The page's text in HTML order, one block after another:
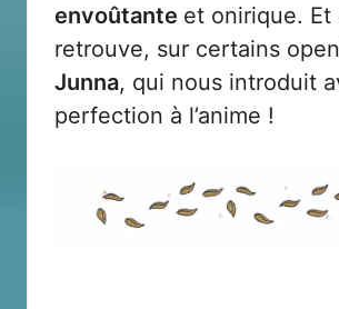
envoûtante et onirique. Et
retrouve, sur certains
Junna, qui nous introduit
perfection à l’anime !